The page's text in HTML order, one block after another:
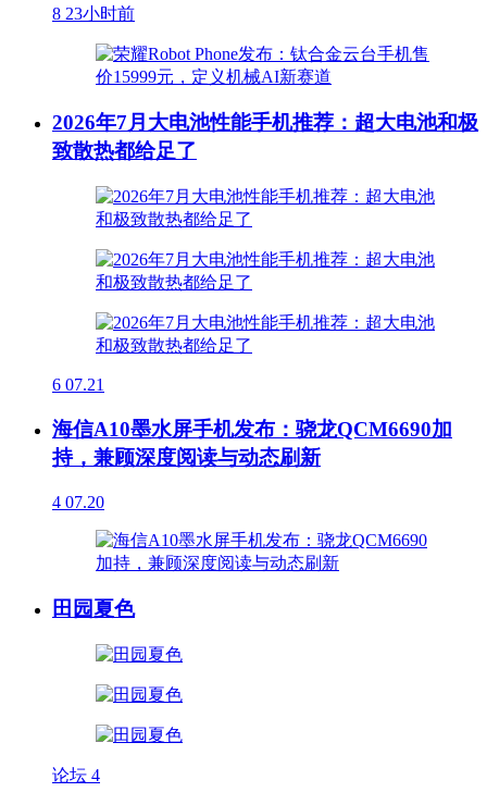
8 23小时前
2026年7月大电池性能手机推荐：超大电池和极
致散热都给足了
6 07.21
海信A10墨水屏手机发布：骁龙QCM6690加
持，兼顾深度阅读与动态刷新
4 07.20
田园夏色
论坛 4